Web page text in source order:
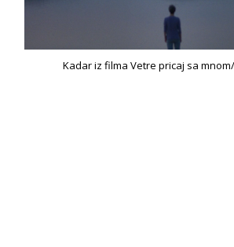
Kadar iz filma Vetre pricaj sa